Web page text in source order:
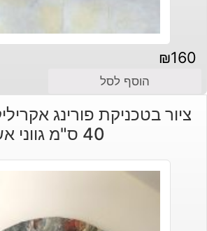
₪160
הוסף לסל
ציור בטכניקת פורינג
40 ס"מ גווני אש